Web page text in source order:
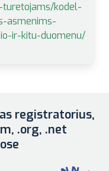
turetojams/kodel-
asmenims-
ir-kitu-duomenu/
registratorius,
.org, .net